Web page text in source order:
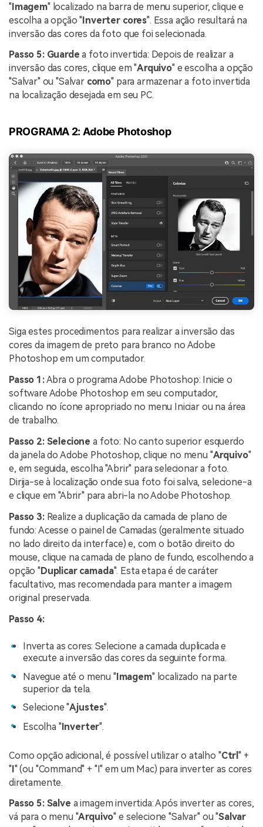
"Imagem" localizado na barra de menu superior, clique e
escolha a opção "Inverter cores". Essa ação resultará na
inversão das cores da foto que foi selecionada.
Passo 5: Guarde a foto invertida: Depois de realizar a
inversão das cores, clique em "Arquivo" e escolha a opção
"Salvar" ou "Salvar como" para armazenar a foto invertida
na localização desejada em seu PC.
PROGRAMA 2: Adobe Photoshop
Siga estes procedimentos para realizar a inversão das
cores da imagem de preto para branco no Adobe
Photoshop em um computador.
Passo 1:Abra o programa Adobe Photoshop: Inicie o
software Adobe Photoshop em seu computador,
clicando no ícone apropriado no menu Iniciar ou na área
de trabalho.
Passo 2: Selecione a foto: No canto superior esquerdo
da janela do Adobe Photoshop, clique no menu "Arquivo"
e, em seguida, escolha "Abrir" para selecionar a foto.
Dirija-se à localização onde sua foto foi salva, selecione-a
e clique em "Abrir" para abri-la no Adobe Photoshop.
Passo 3:Realize a duplicação da camada de plano de
fundo: Acesse o painel de Camadas (geralmente situado
no lado direito da interface) e, com o botão direito do
mouse, clique na camada de plano de fundo, escolhendo a
opção "Duplicar camada". Esta etapa é de caráter
facultativo, mas recomendada para manter a imagem
original preservada.
Passo 4:
Inverta as cores: Selecione a camada duplicada e
execute a inversão das cores da seguinte forma.
Navegue até o menu "Imagem" localizado na parte
superior da tela.
Selecione "Ajustes".
Escolha "Inverter".
Como opção adicional, é possível utilizar o atalho "Ctrl" +
"I" (ou "Command" + "I" em um Mac) para inverter as cores
diretamente.
Passo 5: Salve a imagem invertida: Após inverter as cores,
vá para o menu "Arquivo" e selecione "Salvar" ou "Salvar